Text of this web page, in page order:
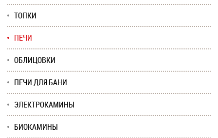
ТОПКИ
ПЕЧИ
ОБЛИЦОВКИ
ПЕЧИ ДЛЯ БАНИ
ЭЛЕКТРОКАМИНЫ
БИОКАМИНЫ